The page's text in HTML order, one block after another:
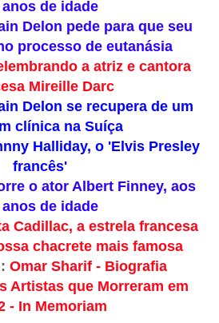
anos de idade
Delon pede para que seu
processo de eutanásia
a atriz e cantora
Mireille Darc
Delon se recupera de um
clínica na Suíça
Halliday, o 'Elvis Presley
francês'
o ator Albert Finney, aos
anos de idade
Cadillac, a estrela francesa
chacrete mais famosa
Omar Sharif - Biografia
Artistas que Morreram em
- In Memoriam